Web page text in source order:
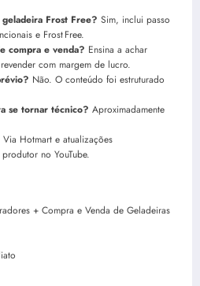
Frost Free? Sim, inclui passo
e Frost Free.
compra e venda? Ensina a achar
com margem de lucro.
Não. O conteúdo foi estruturado
se tornar técnico? Aproximadamente
Via Hotmart e atualizações
no YouTube.
+ Compra e Venda de Geladeiras